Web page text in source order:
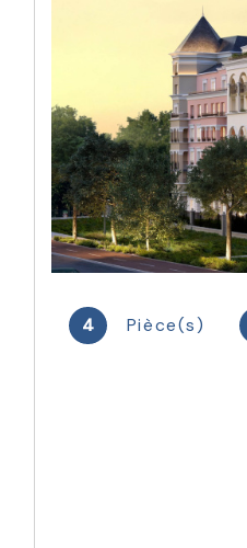
4 Pièce(s)